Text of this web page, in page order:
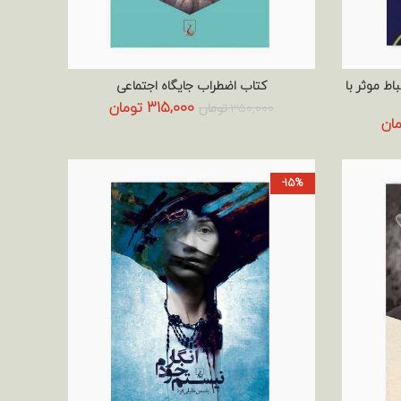
موثر با
قیمت
فعلی:
432,000 تومان.
افزودن به سبد خرید
کتاب اضطراب جایگاه اجتماعی
350,000تومان قیمت
بود.
315,000 تومانقیمت
-15%